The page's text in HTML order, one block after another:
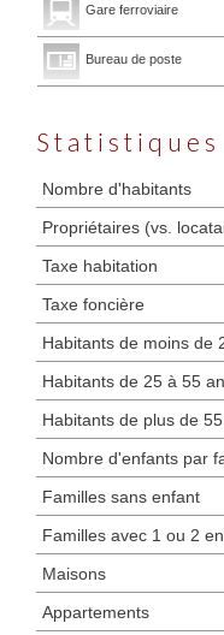
Gare ferroviaire
Bureau de poste
Statistiques
Nombre d'habitants
Propriétaires (vs.
Taxe habitation
Taxe foncière
Habitants de moins de
Habitants de 25 à 55
Habitants de plus de
Nombre d'enfants par
Familles sans enfant
Familles avec 1 ou 2
Maisons
Appartements